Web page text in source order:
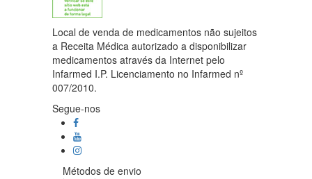
Local de venda de medicamentos não sujeitos
a Receita Médica autorizado a disponibilizar
medicamentos através da Internet pelo
Infarmed I.P. Licenciamento no Infarmed nº
007/2010.
Segue-nos
Métodos de envio